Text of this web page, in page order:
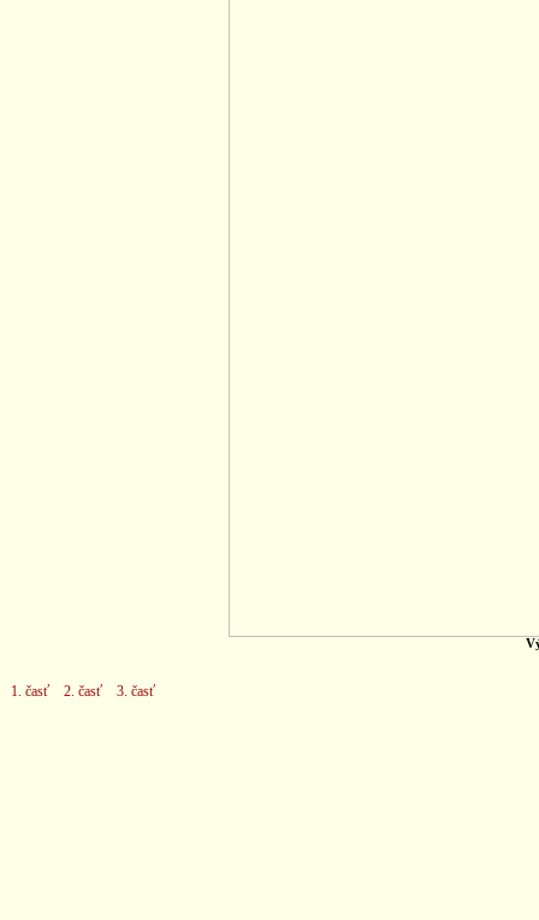
1. časť 2. časť 3. časť